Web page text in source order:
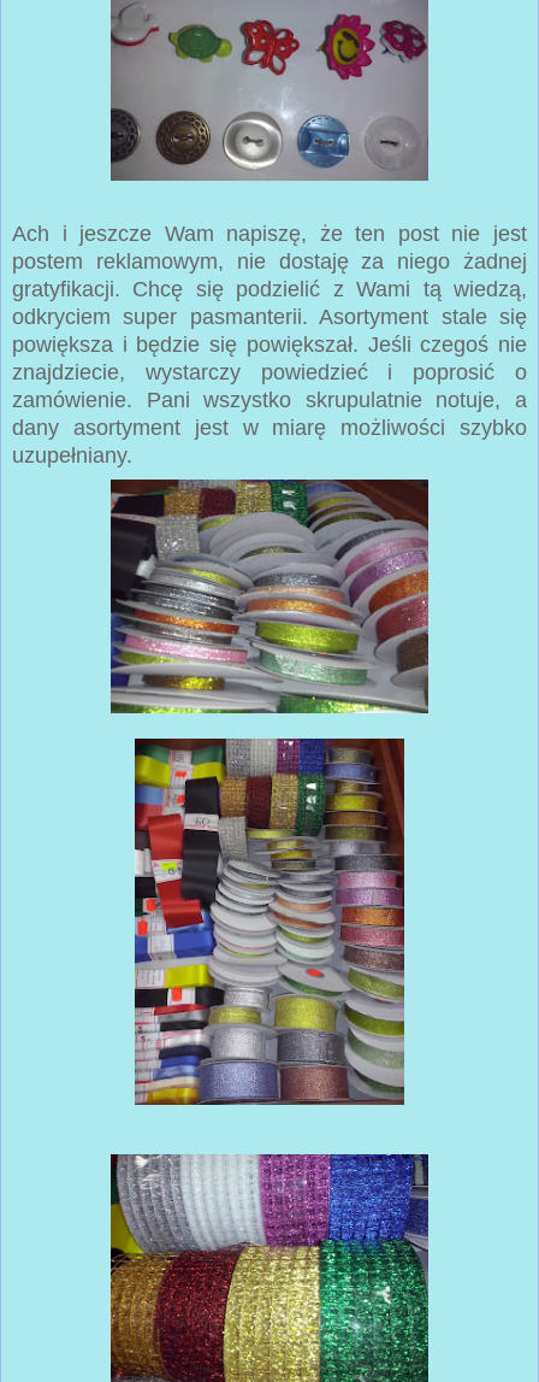
Ach i jeszcze Wam napiszę, że ten post nie jest
postem reklamowym, nie dostaję za niego żadnej
gratyfikacji. Chcę się podzielić z Wami tą wiedzą,
odkryciem super pasmanterii. Asortyment stale się
powiększa i będzie się powiększał. Jeśli czegoś nie
znajdziecie, wystarczy powiedzieć i poprosić o
zamówienie. Pani wszystko skrupulatnie notuje, a
dany asortyment jest w miarę możliwości szybko
uzupełniany.